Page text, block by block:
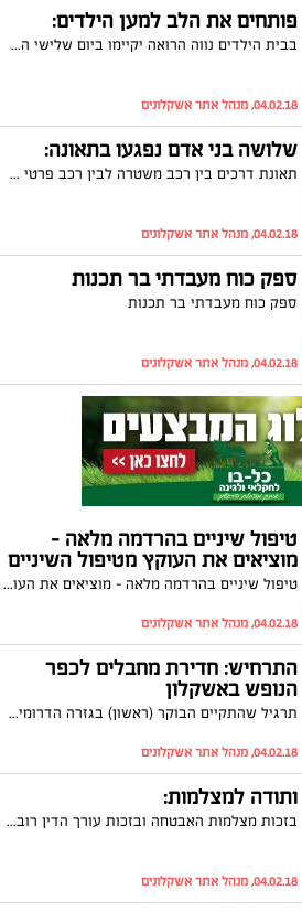
פותחים את הלב למען הילדים:
בבית הילדים נווה הרואה יקיימו ביום שלישי השבוע את ערב ההתרמה השנתי למען ילדי המקום. יו"ר עמותת הידידים של בית הילדים, דוד רוזנר, הזמין את התורמים כבכל שנה להגיע למקום ולפתוח את הלב
04.02.18, מנהל אתר אשקלונים
שלושה בני אדם נפגעו בתאונה:
תאונת דרכים בין רכב משטרה לבין רכב פרטי בכניסה לאשקלון: שלושה בני אדם נפגעו, שניים באורח בינוני. הצומת חסום לתנועה, עומסים כבדים במקום
04.02.18, מנהל אתר אשקלונים
ספק כוח מעבדתי בר תכנות
ספק כוח מעבדתי בר תכנות
04.02.18, מנהל אתר אשקלונים
טיפול שיניים בהרדמה מלאה -
מוציאים את העוקץ מטיפול השיניים
טיפול שיניים בהרדמה מלאה - מוציאים את העוקץ מטיפול השיניים
04.02.18, מנהל אתר אשקלונים
התרחיש: חדירת מחבלים לכפר
הנופש באשקלון
תרגיל שהתקיים הבוקר (ראשון) בגזרה הדרומית, דימה תרחיש בו חדרו מחבלים מהים לכפר הנופש בעיר. גם השר לביטחון פנים, גלעד ארדן, הגיע כדי לעקוב אחר התפתחות התרגיל מקרוב. ארדן: "אנחנו נערכים לכל תרחיש אפשרי. מה שהיה במבצעים הקודמים הוא לא מה שיהיה בפעם הבאה"
04.02.18, מנהל אתר אשקלונים
ותודה למצלמות:
בזכות מצלמות האבטחה ובזכות עורך הדין רובי גלבוע, ניצל גבר כבן 50 מאישום חמור ואולי אף ישיבה ממושכת מאחורי סורג ובריח זאת לאחר שנחשד בהטמנת מטען לרכבו שלו. לאחר שעורך הדין הציג בפני בית המשפט באשקלון סרטון ובו נראה כי אדם אחר הטמין את המטען הוא שוחרר
04.02.18, מנהל אתר אשקלונים